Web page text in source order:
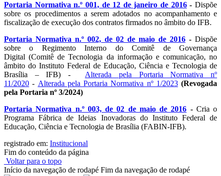
Portaria Normativa n.º 001, de 12 de janeiro de 2016-Dispõe
sobre os procedimentos a serem adotados no acompanhamento e
fiscalização de execução dos contratos firmados no âmbito do IFB.
Portaria Normativa n.º 002, de 02 de maio de 2016 - Dispõe
sobre o Regimento Interno do Comitê de Governança
Digital (Comitê de Tecnologia da informação e comunicação, no
âmbito do Instituto Federal de Educação, Ciência e Tecnologia de
Brasília – IFB) - Alterada pela Portaria Normativa nº
11/2020 - Alterada pela Portaria Normativa nº 1/2023 (Revogada
pela Portaria nº 3/2024)
Portaria Normativa n.º 003, de 02 de maio de 2016 - Cria o
Programa Fábrica de Ideias Inovadoras do Instituto Federal de
Educação, Ciência e Tecnologia de Brasília (FABIN-IFB).
registrado em: Institucional
Fim do conteúdo da página
Voltar para o topo
Início da navegação de rodapé Fim da navegação de rodapé